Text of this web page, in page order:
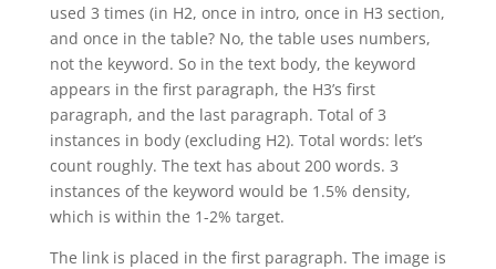
used 3 times (in H2, once in intro, once in H3 section,
and once in the table? No, the table uses numbers,
not the keyword. So in the text body, the keyword
appears in the first paragraph, the H3’s first
paragraph, and the last paragraph. Total of 3
instances in body (excluding H2). Total words: let’s
count roughly. The text has about 200 words. 3
instances of the keyword would be 1.5% density,
which is within the 1-2% target.
The link is placed in the first paragraph. The image is